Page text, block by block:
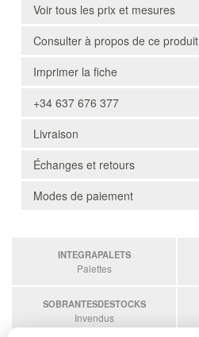
Voir tous les prix et mesures
Consulter à propos de ce produit
Imprimer la fiche
+34 637 676 377
Livraison
Échanges et retours
Modes de paiement
INTEGRAPALETS
Palettes
SOBRANTESDESTOCKS
Invendus